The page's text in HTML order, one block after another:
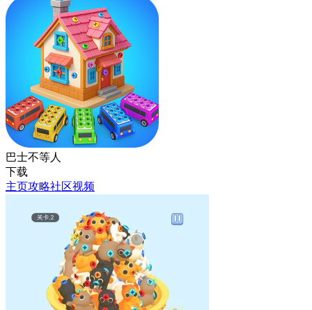
巴士不等人
下载
主页攻略社区视频